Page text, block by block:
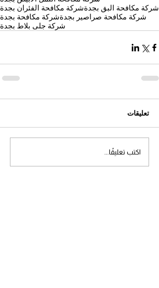
شركة مكافحة البق بجدةشركة مكافحة الفئران بجدة
شركة مكافحة صراصير بجدةشركة مكافحة بجدة
شركة جلى بلاط بجدة
تعليقات
اكتب تعليقًا...